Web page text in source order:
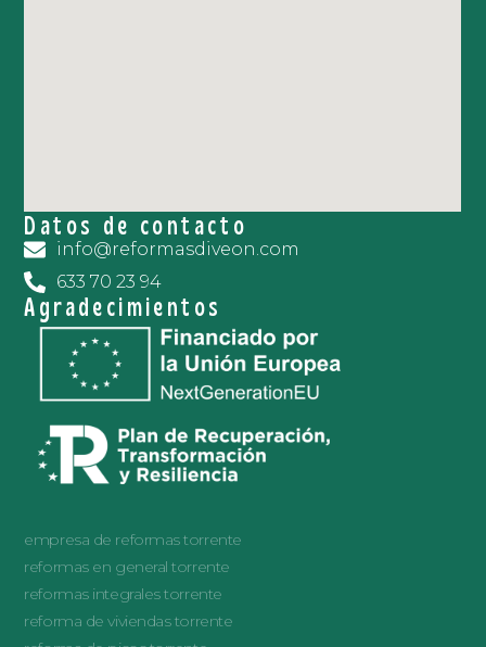
Datos de contacto
info@reformasdiveon.com
633 70 23 94
Agradecimientos
empresa de reformas torrente
reformas en general torrente
reformas integrales torrente
reforma de viviendas torrente